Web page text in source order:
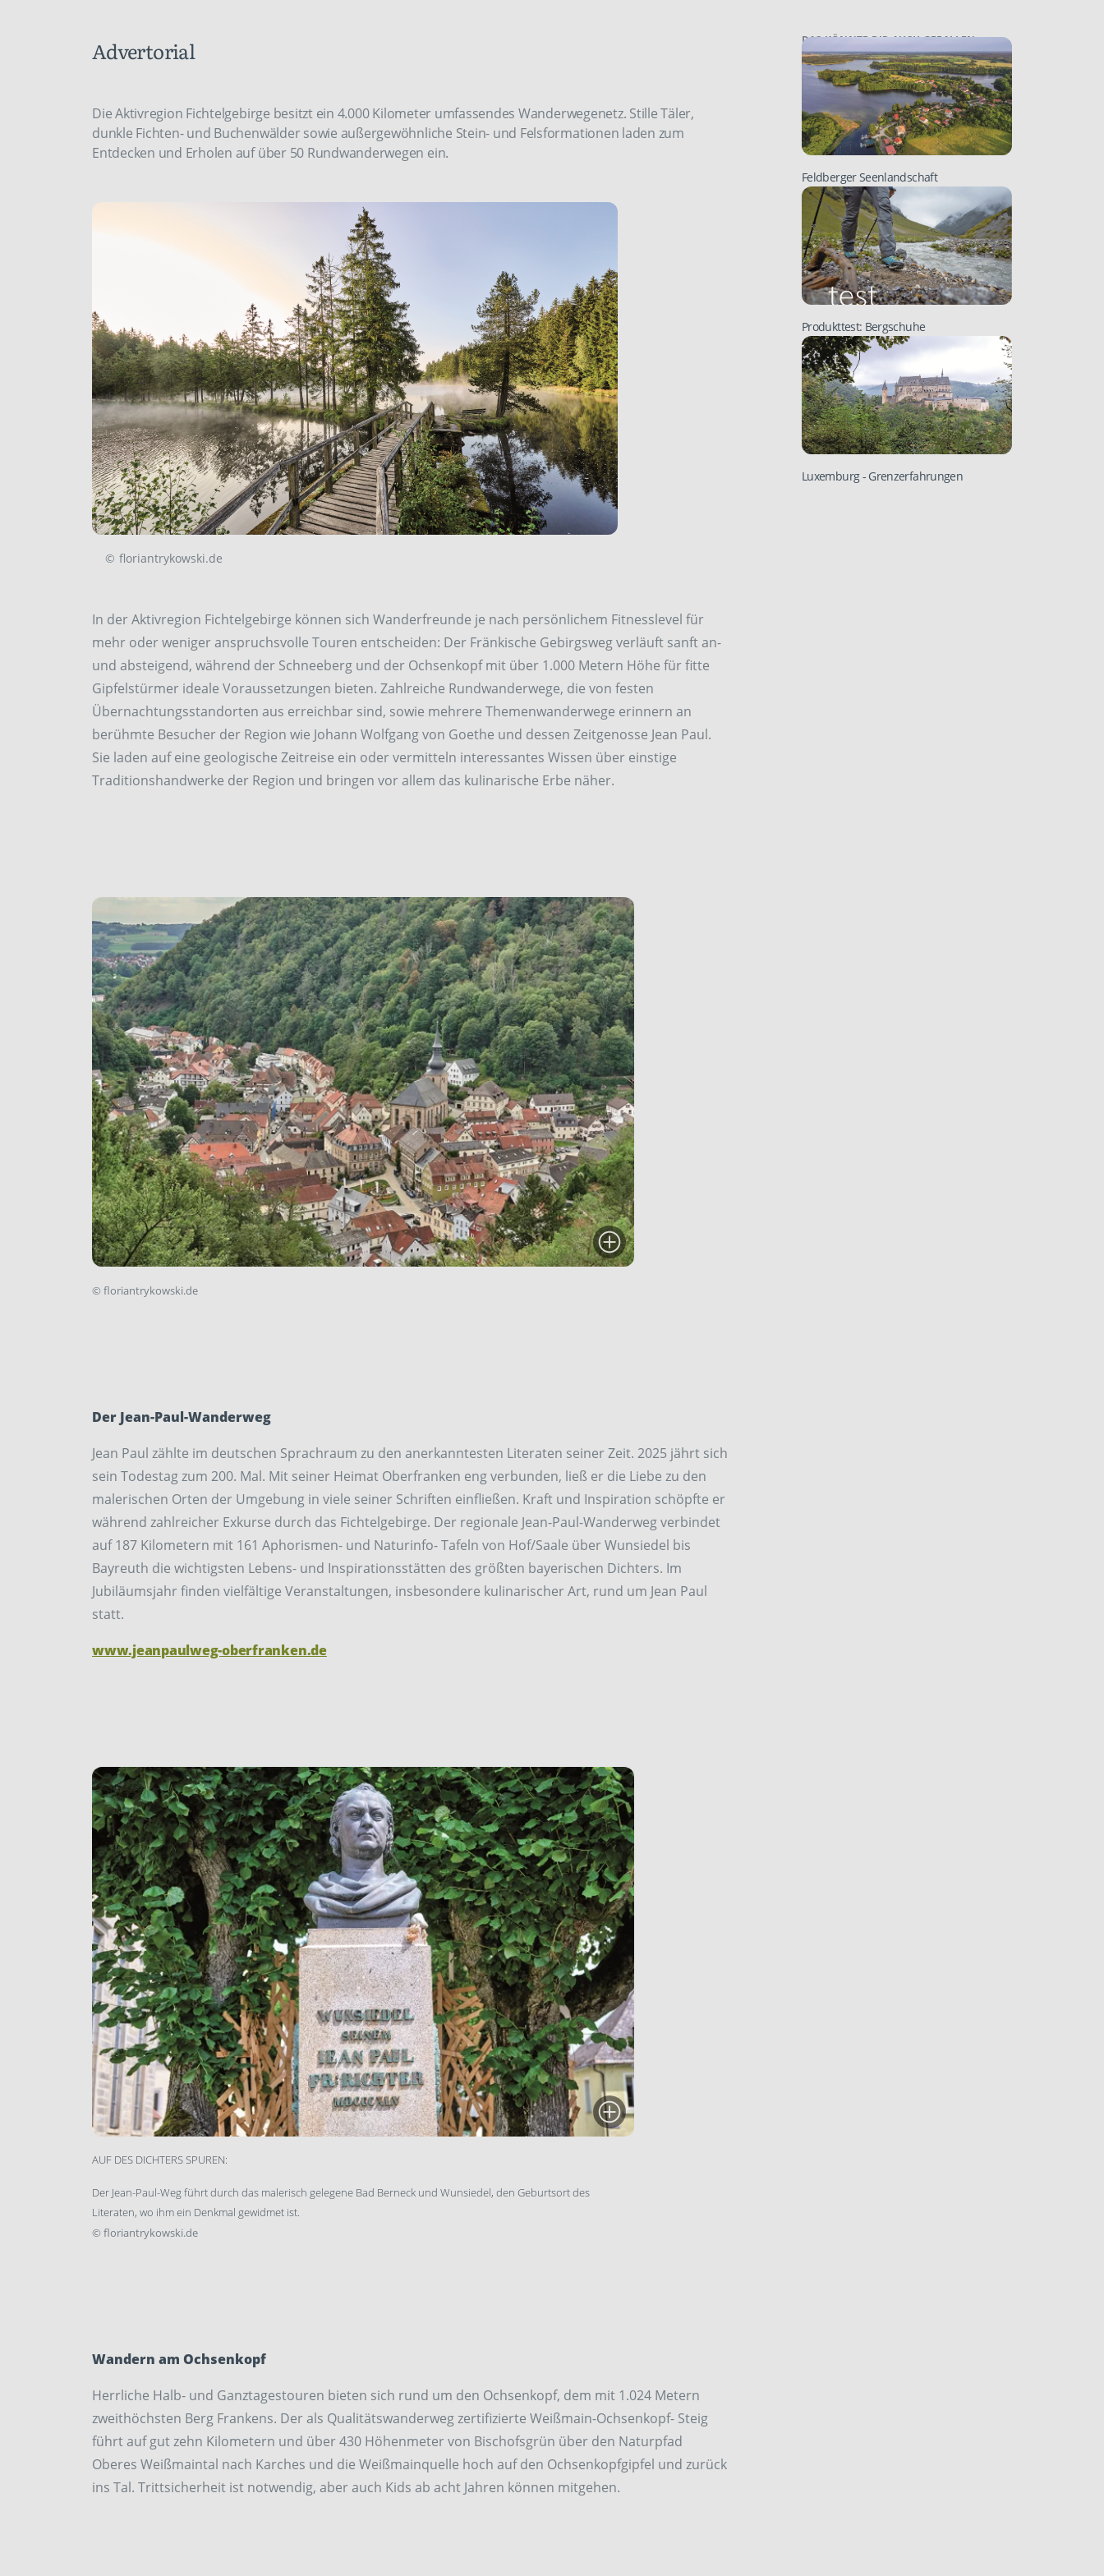
Advertorial
Die Aktivregion Fichtelgebirge besitzt ein 4.000 Kilometer umfassendes Wanderwegenetz. Stille Täler,
dunkle Fichten- und Buchenwälder sowie außergewöhnliche Stein- und Felsformationen laden zum
Entdecken und Erholen auf über 50 Rundwanderwegen ein.
© floriantrykowski.de
In der Aktivregion Fichtelgebirge können sich Wanderfreunde je nach persönlichem Fitnesslevel für
mehr oder weniger anspruchsvolle Touren entscheiden: Der Fränkische Gebirgsweg verläuft sanft an-
und absteigend, während der Schneeberg und der Ochsenkopf mit über 1.000 Metern Höhe für fitte
Gipfelstürmer ideale Voraussetzungen bieten. Zahlreiche Rundwanderwege, die von festen
Übernachtungsstandorten aus erreichbar sind, sowie mehrere Themenwanderwege erinnern an
berühmte Besucher der Region wie Johann Wolfgang von Goethe und dessen Zeitgenosse Jean Paul.
Sie laden auf eine geologische Zeitreise ein oder vermitteln interessantes Wissen über einstige
Traditionshandwerke der Region und bringen vor allem das kulinarische Erbe näher.
© floriantrykowski.de
Der Jean-Paul-Wanderweg
Jean Paul zählte im deutschen Sprachraum zu den anerkanntesten Literaten seiner Zeit. 2025 jährt sich
sein Todestag zum 200. Mal. Mit seiner Heimat Oberfranken eng verbunden, ließ er die Liebe zu den
malerischen Orten der Umgebung in viele seiner Schriften einfließen. Kraft und Inspiration schöpfte er
während zahlreicher Exkurse durch das Fichtelgebirge. Der regionale Jean-Paul-Wanderweg verbindet
auf 187 Kilometern mit 161 Aphorismen- und Naturinfo- Tafeln von Hof/Saale über Wunsiedel bis
Bayreuth die wichtigsten Lebens- und Inspirationsstätten des größten bayerischen Dichters. Im
Jubiläumsjahr finden vielfältige Veranstaltungen, insbesondere kulinarischer Art, rund um Jean Paul
statt.
www.jeanpaulweg-oberfranken.de
AUF DES DICHTERS SPUREN:
Der Jean-Paul-Weg führt durch das malerisch gelegene Bad Berneck und Wunsiedel, den Geburtsort des
Literaten, wo ihm ein Denkmal gewidmet ist.
© floriantrykowski.de
Wandern am Ochsenkopf
Herrliche Halb- und Ganztagestouren bieten sich rund um den Ochsenkopf, dem mit 1.024 Metern
zweithöchsten Berg Frankens. Der als Qualitätswanderweg zertifizierte Weißmain-Ochsenkopf- Steig
führt auf gut zehn Kilometern und über 430 Höhenmeter von Bischofsgrün über den Naturpfad
Oberes Weißmaintal nach Karches und die Weißmainquelle hoch auf den Ochsenkopfgipfel und zurück
ins Tal. Trittsicherheit ist notwendig, aber auch Kids ab acht Jahren können mitgehen.
DAS KÖNNTE DIR AUCH GEFALLEN:
Feldberger Seenlandschaft
Produkttest: Bergschuhe
Luxemburg- Grenzerfahrungen